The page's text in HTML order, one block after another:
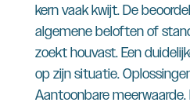
kern vaak kwijt. De
algemene beloften of
zoekt houvast. Een
op zijn situatie.
Aantoonbare